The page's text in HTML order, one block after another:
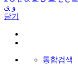
و ی
닫기
통합검색